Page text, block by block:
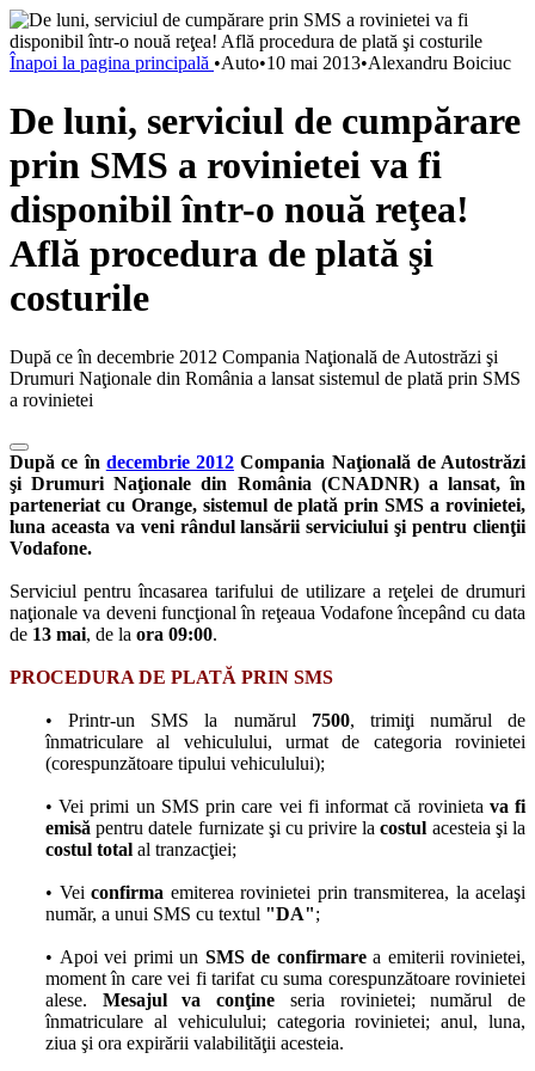
Înapoi la pagina principală •Auto•10 mai 2013•Alexandru Boiciuc
De luni, serviciul de cumpărare
prin SMS a rovinietei va fi
disponibil într-o nouă reţea!
Află procedura de plată şi
costurile
După ce în decembrie 2012 Compania Naţională de Autostrăzi şi
Drumuri Naţionale din România a lansat sistemul de plată prin SMS
a rovinietei
După ce în decembrie 2012 Compania Naţională de Autostrăzi
şi Drumuri Naţionale din România (CNADNR) a lansat, în
parteneriat cu Orange, sistemul de plată prin SMS a rovinietei,
luna aceasta va veni rândul lansării serviciului şi pentru clienţii
Vodafone.
Serviciul pentru încasarea tarifului de utilizare a reţelei de drumuri
naţionale va deveni funcţional în reţeaua Vodafone începând cu data
de 13 mai, de la ora 09:00.
PROCEDURA DE PLATĂ PRIN SMS
• Printr-un SMS la numărul 7500, trimiţi numărul de
înmatriculare al vehiculului, urmat de categoria rovinietei
(corespunzătoare tipului vehiculului);
• Vei primi un SMS prin care vei fi informat că rovinieta va fi
emisă pentru datele furnizate şi cu privire lacostul acesteia şi la
costul total al tranzacţiei;
• Vei confirma emiterea rovinietei prin transmiterea, la acelaşi
număr, a unui SMS cu textul "DA";
• Apoi vei primi un SMS de confirmarea emiterii rovinietei,
moment în care vei fi tarifat cu suma corespunzătoare rovinietei
alese. Mesajul va conţine seria rovinietei; numărul de
înmatriculare al vehiculului; categoria rovinietei; anul, luna,
ziua şi ora expirării valabilităţii acesteia.